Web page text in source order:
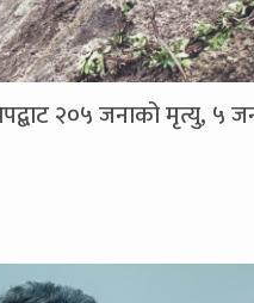
२०५ जनाको मृत्यु, ५